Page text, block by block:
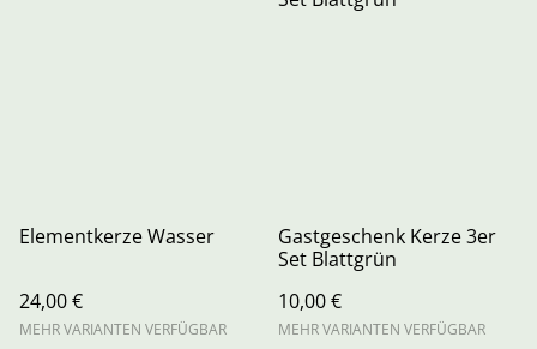
Elementkerze Wasser
24,00 €
MEHR VARIANTEN VERFÜGBAR
Gastgeschenk Kerze 3er
Set Blattgrün
10,00 €
MEHR VARIANTEN VERFÜGBAR